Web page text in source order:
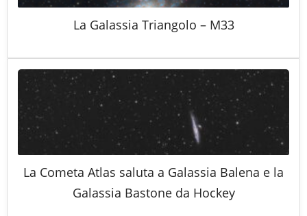
La Galassia Triangolo – M33
La Cometa Atlas saluta a Galassia Balena e la
Galassia Bastone da Hockey